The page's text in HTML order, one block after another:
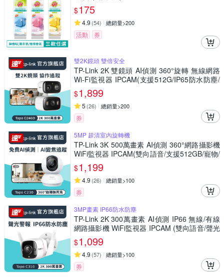
$175
4.9 (54) 總銷量>200
活動 券
雙2K鏡頭 雙倍安全
TP-Link 2K 雙鏡頭 AI偵測 360°旋轉 無線網路
Wi-Fi監視器 IPCAM(支援512G/IP65防水防塵/
Tapo C246D)
$1,899
5 (26) 總銷量>200
券
5MP 超清室內旋轉機
TP-Link 3K 500萬畫素 AI偵測 360°網路攝影機
WiFi監視器 IPCAM(雙向語音/支援512GB/寵物/
嬰兒/長輩/Tapo C230 )
$1,199
4.9 (26) 總銷量>100
券
3MP畫素 IP66防水防塵
TP-Link 2K 300萬畫素 AI偵測 IP66 無線/有線
網路攝影機 WiFi監視器 IPCAM (雙向語音/聲光
警報/Tapo C310)
$1,099
4.9 (57) 總銷量>100
券